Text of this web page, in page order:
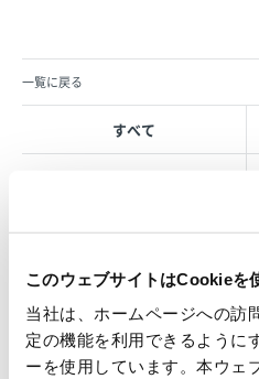
このウェブサイトはCookieを
当社は、ホームページへの訪
定の機能を利用できるように
ーを使用しています。本ウェ
一覧に戻る
すべて
OVOL LOOP
グルー
2026.07.17